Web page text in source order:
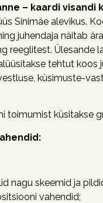
– kaardi visandi
Sinimäe alevikus.
juhendaja näitab
reeglitest. Ülesande
tehtut koos
küsimuste-
toimumist küsitakse
nagu skeemid ja
vahendid;